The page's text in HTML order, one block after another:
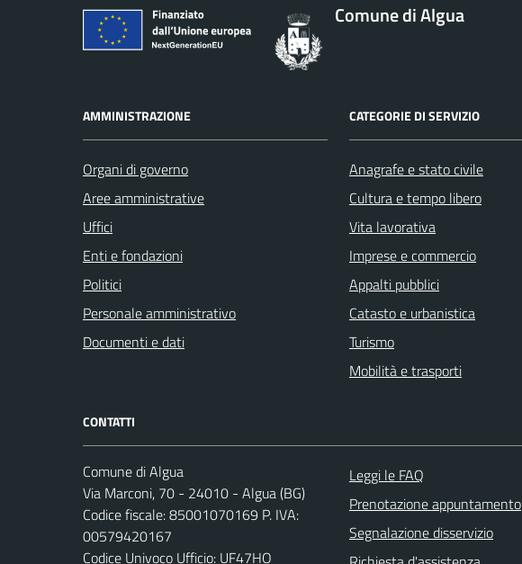
Comune di Algua
AMMINISTRAZIONE
Organi di governo
Aree amministrative
Uffici
Enti e fondazioni
Politici
Personale amministrativo
Documenti e dati
CATEGORIE DI SERVIZIO
Anagrafe e stato civile
Cultura e tempo libero
Vita lavorativa
Imprese e commercio
Appalti pubblici
Catasto e urbanistica
Turismo
Mobilità e trasporti
CONTATTI
Comune di Algua
Via Marconi, 70 - 24010 - Algua (BG)
Codice fiscale: 85001070169 P. IVA:
00579420167
Codice Univoco Ufficio: UF47HO
Leggi le FAQ
Prenotazione appuntamento
Segnalazione disservizio